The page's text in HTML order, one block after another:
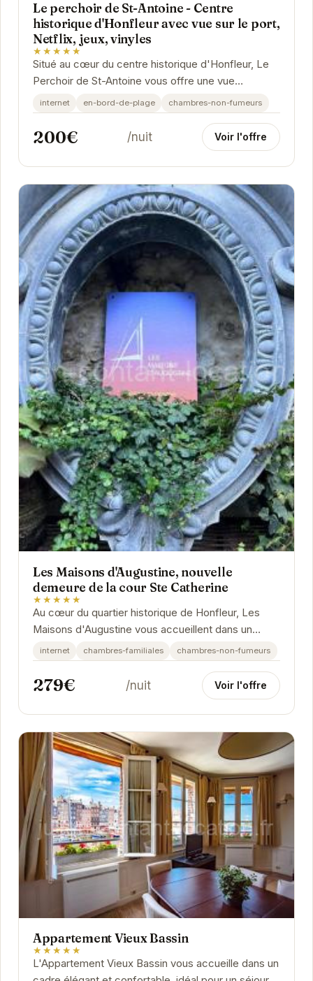
Le perchoir de St-Antoine - Centre
historique d'Honfleur avec vue sur le port,
Netflix, jeux, vinyles
★★★★★
Situé au cœur du centre historique d'Honfleur, Le
Perchoir de St-Antoine vous offre une vue
imprenable sur le port. L'appartement, décoré
avec...
internet en-bord-de-plage chambres-non-fumeurs
200€ /nuit Voir l'offre
Les Maisons d'Augustine, nouvelle
demeure de la cour Ste Catherine
★★★★★
Au cœur du quartier historique de Honfleur, Les
Maisons d'Augustine vous accueillent dans un
cadre élégant et chaleureux. L'établissement allie...
internet chambres-familiales chambres-non-fumeurs
279€ /nuit Voir l'offre
Appartement Vieux Bassin
★★★★★
L'Appartement Vieux Bassin vous accueille dans un